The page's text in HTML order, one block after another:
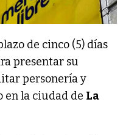
de cinco (5) días
presentar su
personería y
la ciudad de La